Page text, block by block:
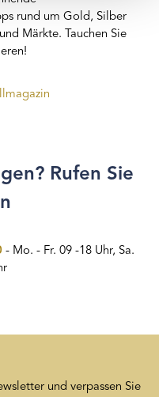
rund um Gold, Silber
Märkte. Tauchen Sie
Rufen Sie
- Mo. - Fr. 09 -18 Uhr, Sa.
und verpassen Sie